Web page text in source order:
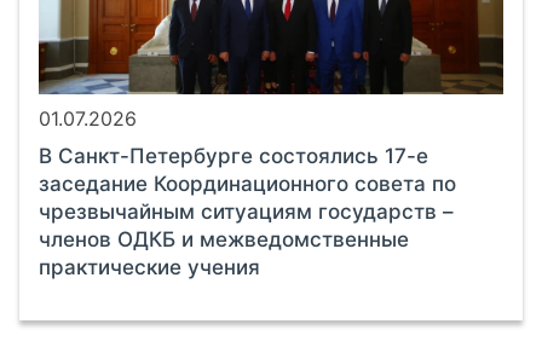
01.07.2026
В Санкт-Петербурге состоялись 17-е
заседание Координационного совета по
чрезвычайным ситуациям государств –
членов ОДКБ и межведомственные
практические учения